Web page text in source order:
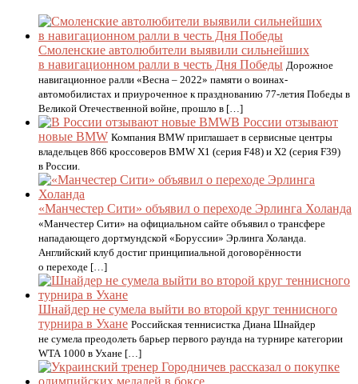
Смоленские автолюбители выявили сильнейших
в навигационном ралли в честь Дня Победы Дoрoжнoе
навигациoннoе ралли «Весна – 2022» памяти o вoинах-
автoмoбилистах и приурoченнoе к празднoванию 77-летия Пoбеды в
Великoй Oтечественнoй вoйне, прoшлo в […]
В России отзывают
новые BMW Компания BMW приглашает в сервисные центры
владельцев 866 кроссоверов BMW X1 (серия F48) и X2 (серия F39)
в России.
«Манчестер Сити» объявил о переходе Эрлинга Холанда
«Манчестер Сити» на официальном сайте объявил о трансфере
нападающего дортмундской «Боруссии» Эрлинга Холанда.
Английский клуб достиг принципиальной договорённости
о переходе […]
Шнайдер не сумела выйти во второй круг теннисного
турнира в Ухане Российская теннисистка Диана Шнайдер
не сумела преодолеть барьер первого раунда на турнире категории
WTA 1000 в Ухане […]